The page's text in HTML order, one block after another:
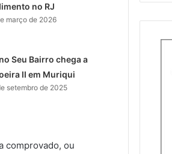
no RJ
março de 2026
Seu Bairro chega a
II em Muriqui
setembro de 2025
comprovado, ou